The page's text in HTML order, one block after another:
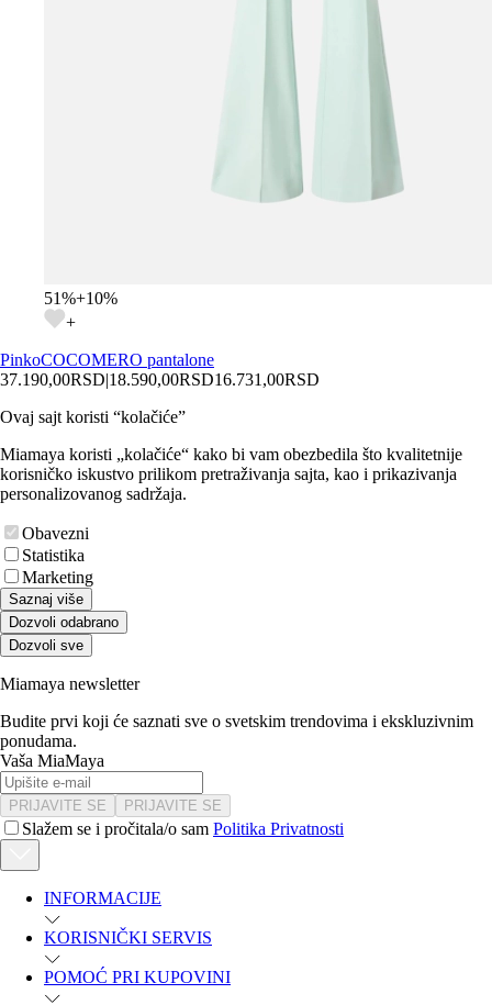
51%+10%
+
PinkoCOCOMERO pantalone
37.190,00RSD|18.590,00RSD16.731,00RSD
Ovaj sajt koristi “kolačiće”
Miamaya koristi „kolačiće“ kako bi vam obezbedila što kvalitetnije
korisničko iskustvo prilikom pretraživanja sajta, kao i prikazivanja
personalizovanog sadržaja.
Obavezni
Statistika
Marketing
Saznaj više
Dozvoli odabrano
Dozvoli sve
Miamaya newsletter
Budite prvi koji će saznati sve o svetskim trendovima i ekskluzivnim
ponudama.
Vaša MiaMaya
PRIJAVITE SE PRIJAVITE SE
Slažem se i pročitala/o sam Politika Privatnosti
INFORMACIJE
KORISNIČKI SERVIS
POMOĆ PRI KUPOVINI